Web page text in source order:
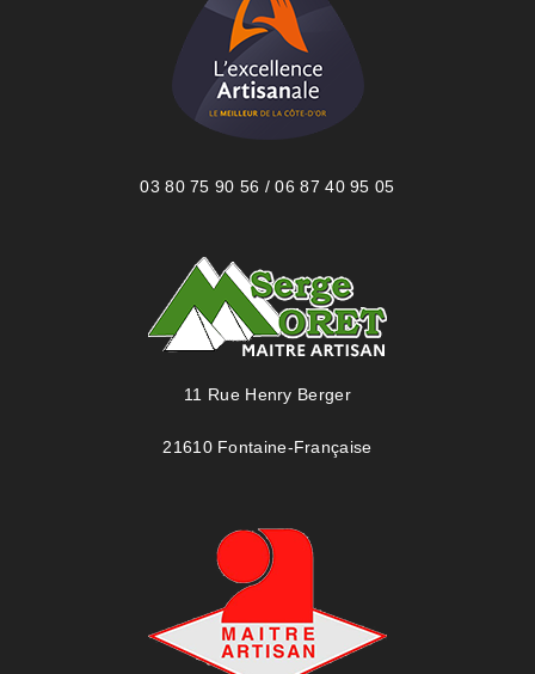
03 80 75 90 56 / 06 87 40 95 05
11 Rue Henry Berger
21610 Fontaine-Française